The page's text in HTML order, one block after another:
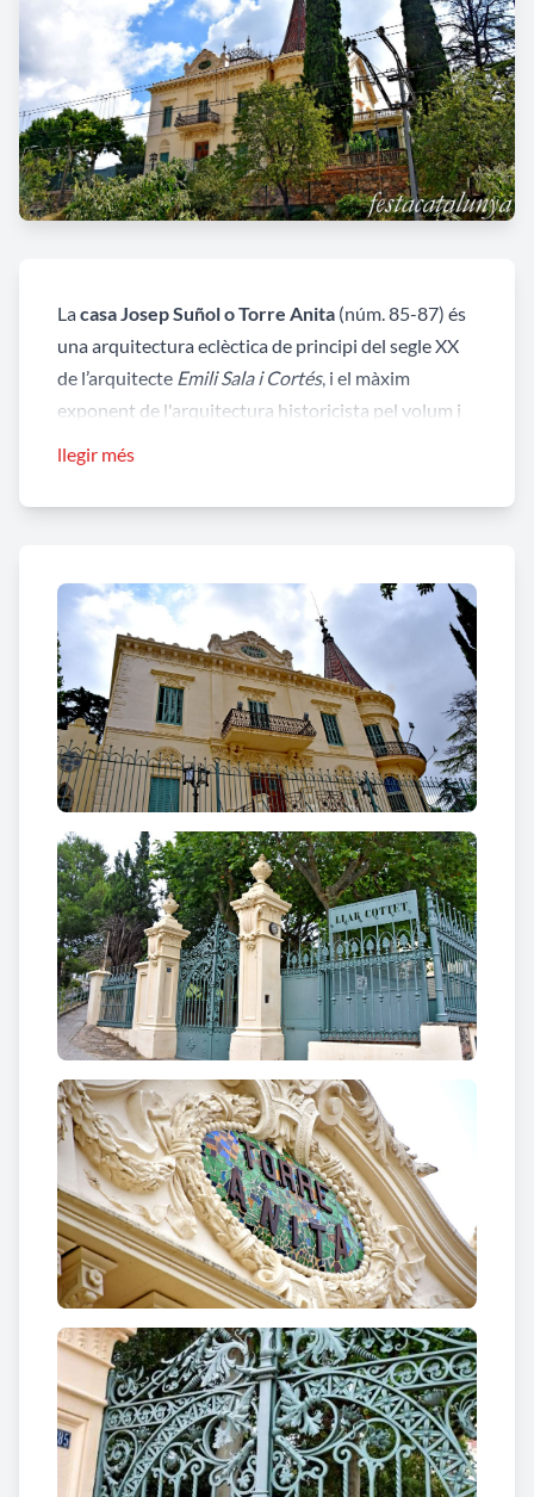
Lacasa Josep Suñol o Torre Anita (núm. 85-87) és
una arquitectura eclèctica de principi del segle XX
de l’arquitecte Emili Sala i Cortés, i el màxim
exponent de l'arquitectura historicista pel volum i
medalló de trencadís ceràmica amb el nom de
“Torre Anita” de lletres superposades. L'edifici
queda remat per una cornisa denticulada, que
segueix al llarg del ràfec de coberta, torre i capçal.
Les façanes estan estucades amb sortints de
carreus. Les obertures estan encerclades amb
elements florals en les llindes.
Cal destacar el vertader treball d’orfebreria de la
forja de la porta d’entrada amb decoracions de
fulles vegetals i flors.
A la cantonada té adossada una torre circular
coronada per una coberta cònica en punxa amb
escates de ceràmica vidriada de color vermell, amb
un remat de treballat de ferro i la torre del
parallamps. Al carener de la teulada hi ha una
cresteria de ferro.
llegir més